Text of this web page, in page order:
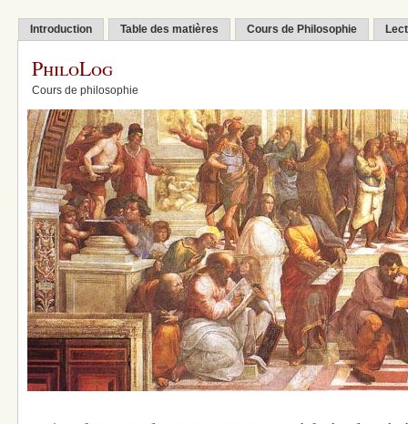
Introduction Table des matières Cours de Philosophie
PhiloLog
Cours de philosophie